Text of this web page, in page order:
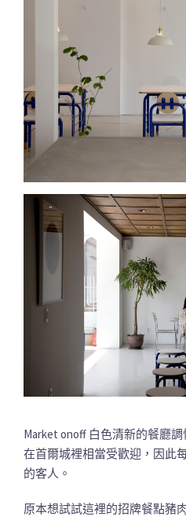
Market onoff 白色清新的餐廳
在首爾城裡相當受歡迎，因此
的客人。
原本想試試這裡的招牌餐點豬